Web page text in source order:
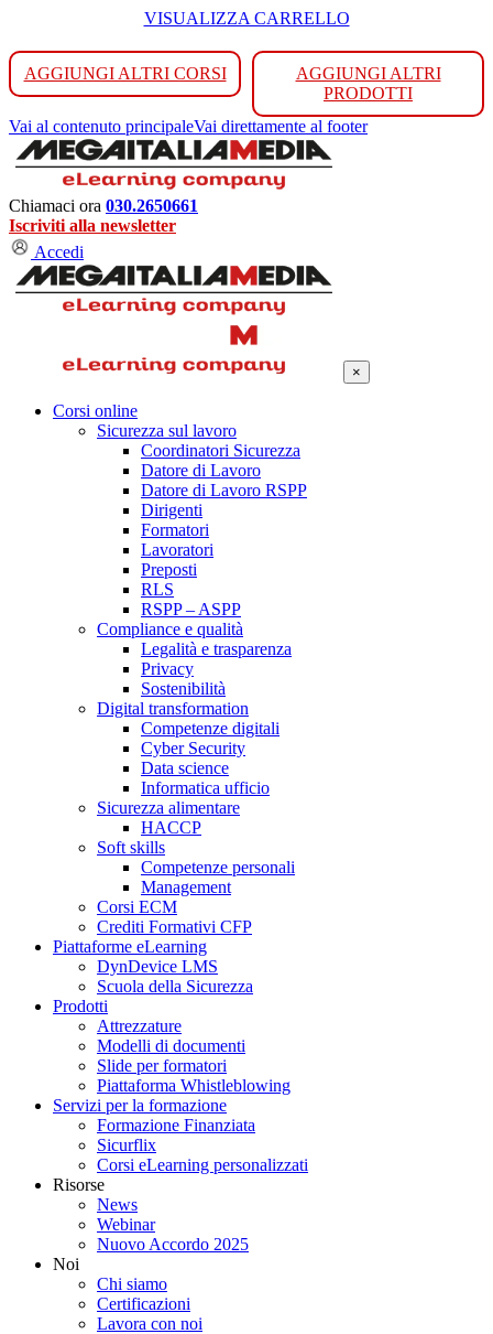
VISUALIZZA CARRELLO
AGGIUNGI ALTRI CORSI
AGGIUNGI ALTRI
PRODOTTI
Vai al contenuto principaleVai direttamente al footer
Chiamaci ora 030.2650661
Iscriviti alla newsletter
Accedi
×
Corsi online
Sicurezza sul lavoro
Coordinatori Sicurezza
Datore di Lavoro
Datore di Lavoro RSPP
Dirigenti
Formatori
Lavoratori
Preposti
RLS
RSPP – ASPP
Compliance e qualità
Legalità e trasparenza
Privacy
Sostenibilità
Digital transformation
Competenze digitali
Cyber Security
Data science
Informatica ufficio
Sicurezza alimentare
HACCP
Soft skills
Competenze personali
Management
Corsi ECM
Crediti Formativi CFP
Piattaforme eLearning
DynDevice LMS
Scuola della Sicurezza
Prodotti
Attrezzature
Modelli di documenti
Slide per formatori
Piattaforma Whistleblowing
Servizi per la formazione
Formazione Finanziata
Sicurflix
Corsi eLearning personalizzati
Risorse
News
Webinar
Nuovo Accordo 2025
Noi
Chi siamo
Certificazioni
Lavora con noi